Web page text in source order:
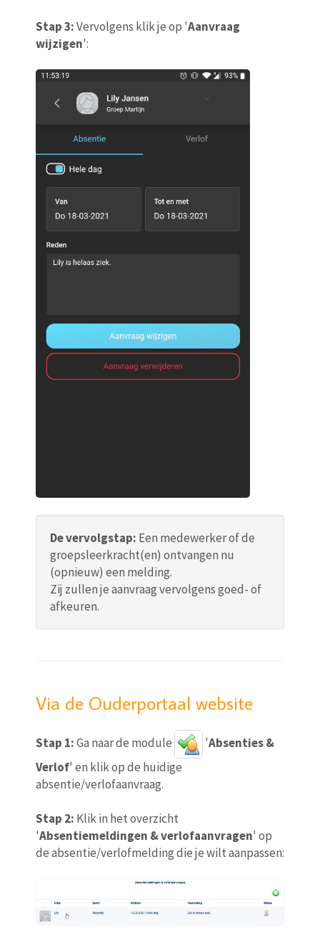
Stap 3:Vervolgens klik je op 'Aanvraag
wijzigen':
De vervolgstap: Een medewerker of de
groepsleerkracht(en) ontvangen nu
(opnieuw) een melding.
Zij zullen je aanvraag vervolgens goed- of
afkeuren.
Via de Ouderportaal website
Stap 1:Ga naar de module 'Absenties &
Verlof' en klik op de huidige
absentie/verlofaanvraag.
Stap 2: Klik in het overzicht
'Absentiemeldingen & verlofaanvragen' op
de absentie/verlofmelding die je wilt aanpassen: